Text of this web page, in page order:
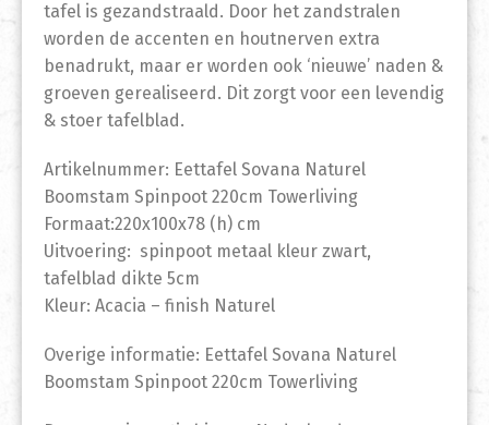
tafel is gezandstraald. Door het zandstralen
worden de accenten en houtnerven extra
benadrukt, maar er worden ook ‘nieuwe’ naden &
groeven gerealiseerd. Dit zorgt voor een levendig
& stoer tafelblad.
Artikelnummer: Eettafel Sovana Naturel
Boomstam Spinpoot 220cm Towerliving
Formaat:220x100x78 (h) cm
Uitvoering: spinpoot metaal kleur zwart,
tafelblad dikte 5cm
Kleur: Acacia – finish Naturel
Overige informatie: Eettafel Sovana Naturel
Boomstam Spinpoot 220cm Towerliving